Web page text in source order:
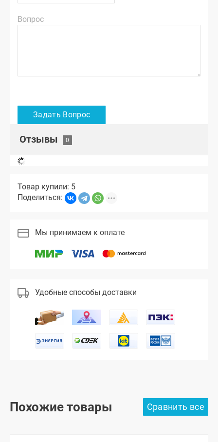
Вопрос
Отзывы
Товар купили: 5
Поделиться:
Мы принимаем к оплате
Удобные способы доставки
Похожие товары